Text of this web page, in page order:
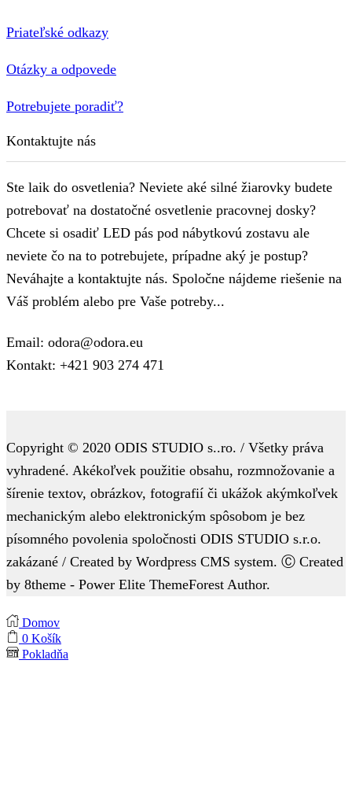
Priateľské odkazy
Otázky a odpovede
Potrebujete poradiť?
Kontaktujte nás
Ste laik do osvetlenia? Neviete aké silné žiarovky budete
potrebovať na dostatočné osvetlenie pracovnej dosky?
Chcete si osadiť LED pás pod nábytkovú zostavu ale
neviete čo na to potrebujete, prípadne aký je postup?
Neváhajte a kontaktujte nás. Spoločne nájdeme riešenie na
Váš problém alebo pre Vaše potreby...
Email: odora@odora.eu
Kontakt: +421 903 274 471
Copyright © 2020 ODIS STUDIO s..ro. / Všetky práva
vyhradené. Akékoľvek použitie obsahu, rozmnožovanie a
šírenie textov, obrázkov, fotografií či ukážok akýmkoľvek
mechanickým alebo elektronickým spôsobom je bez
písomného povolenia spoločnosti ODIS STUDIO s.r.o.
zakázané / Created by Wordpress CMS system. Ⓒ Created
by 8theme - Power Elite ThemeForest Author.
Domov
0 Košík
Pokladňa